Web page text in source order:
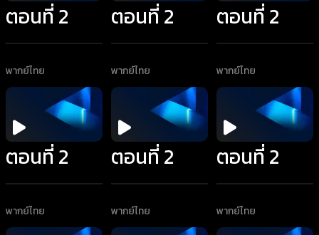
ตอนที่ 2
พากย์ไทย
ตอนที่ 2
พากย์ไทย
ตอนที่ 2
พากย์ไทย
ตอนที่ 2
พากย์ไทย
ตอนที่ 2
พากย์ไทย
ตอนที่ 2
พากย์ไทย